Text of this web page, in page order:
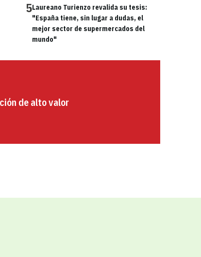
5Laureano Turienzo revalida su tesis:
"España tiene, sin lugar a dudas, el
mejor sector de supermercados del
mundo"
de alto valor